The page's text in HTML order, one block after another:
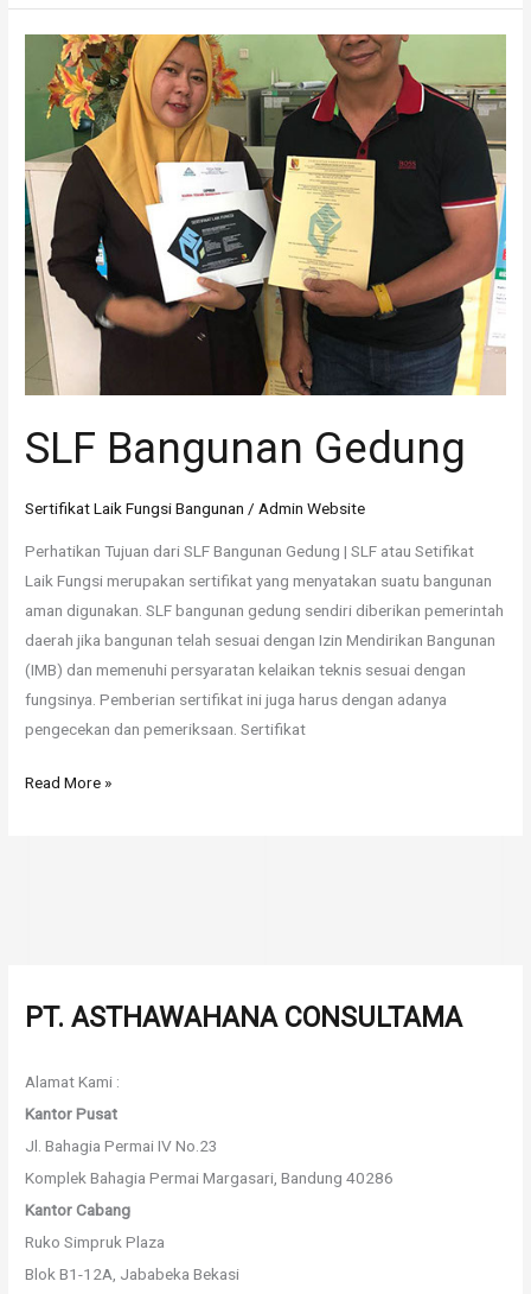
SLF Bangunan Gedung
Sertifikat Laik Fungsi Bangunan / Admin Website
Perhatikan Tujuan dari SLF Bangunan Gedung | SLF atau Setifikat
Laik Fungsi merupakan sertifikat yang menyatakan suatu bangunan
aman digunakan. SLF bangunan gedung sendiri diberikan pemerintah
daerah jika bangunan telah sesuai dengan Izin Mendirikan Bangunan
(IMB) dan memenuhi persyaratan kelaikan teknis sesuai dengan
fungsinya. Pemberian sertifikat ini juga harus dengan adanya
pengecekan dan pemeriksaan. Sertifikat
Bangunan
Gedung
Read More »
PT. ASTHAWAHANA CONSULTAMA
Alamat Kami :
Kantor Pusat
Jl. Bahagia Permai IV No.23
Komplek Bahagia Permai Margasari, Bandung 40286
Kantor Cabang
Ruko Simpruk Plaza
Blok B1-12A, Jababeka Bekasi